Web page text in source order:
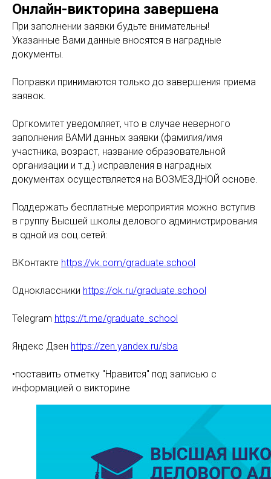
Онлайн-викторина завершена
При заполнении заявки будьте внимательны!
Указанные Вами данные вносятся в наградные
документы.
Поправки принимаются только до завершения приема
заявок.
Оргкомитет уведомляет, что в случае неверного
заполнения ВАМИ данных заявки (фамилия/имя
участника, возраст, название образовательной
организации и т.д.) исправления в наградных
документах осуществляется на ВОЗМЕЗДНОЙ основе.
Поддержать бесплатные мероприятия можно вступив
в группу Высшей школы делового администрирования
в одной из соц.сетей:
ВКонтакте https://vk.com/graduate.school
Одноклассники https://ok.ru/graduate.school
Telegram https://t.me/graduate_school
Яндекс Дзен https://zen.yandex.ru/sba
•поставить отметку "Нравится" под записью с
информацией о викторине